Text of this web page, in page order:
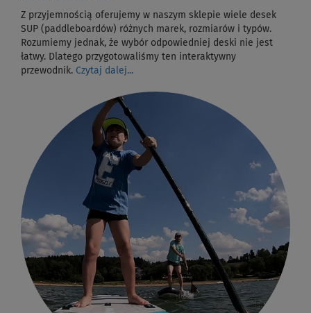
Z przyjemnością oferujemy w naszym sklepie wiele desek
SUP (paddleboardów) różnych marek, rozmiarów i typów.
Rozumiemy jednak, że wybór odpowiedniej deski nie jest
łatwy. Dlatego przygotowaliśmy ten interaktywny
przewodnik. Czytaj dalej...